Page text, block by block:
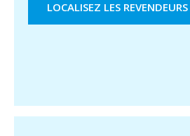
LOCALISEZ LES REVENDEURS